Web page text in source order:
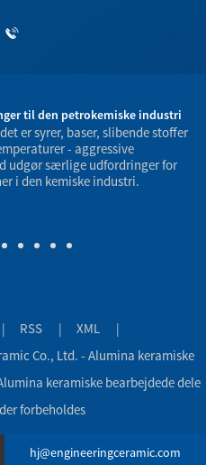
til den petrokemiske industri
er syrer, baser, slibende stoffer
- aggressive
udgør særlige udfordringer for
i den kemiske industri.
RSS| XML
|
Co., Ltd. - Alumina keramiske
keramiske bearbejdede dele
forbeholdes
hj@engineeringceramic.com